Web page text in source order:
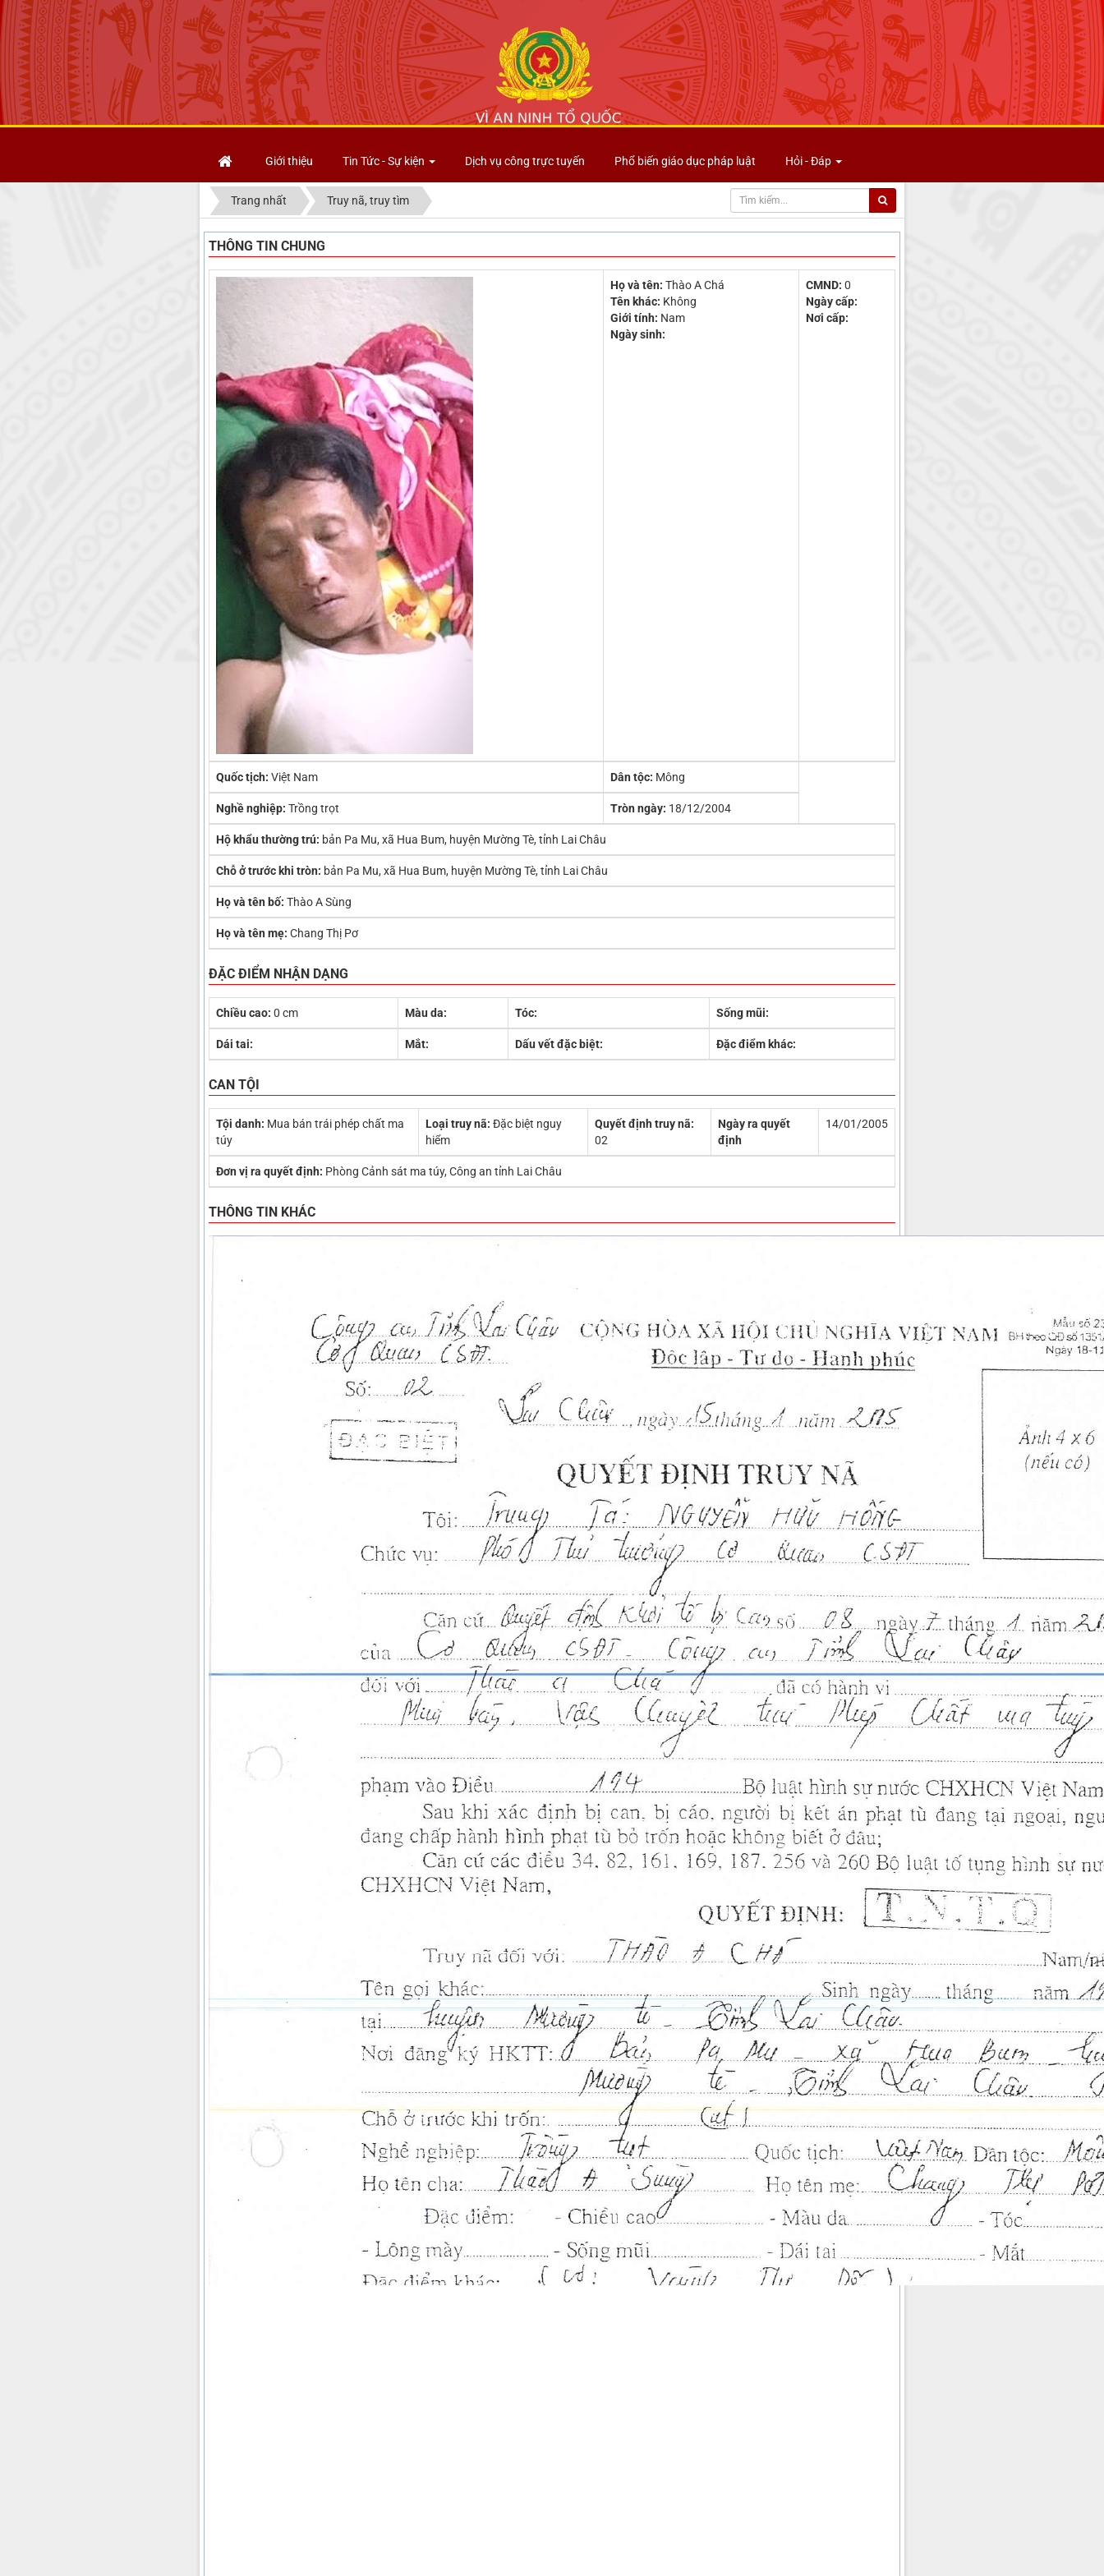
Giới thiệu Tin Tức - Sự kiện Dịch vụ công trực tuyến Phổ biến giáo dục pháp luật Hỏi - Đáp
Trang nhất Truy nã, truy tìm
THÔNG TIN CHUNG
Họ và tên: Thào A Chá
Tên khác: Không
Giới tính: Nam
Ngày sinh:
CMND: 0
Ngày cấp:
Nơi cấp:
Quốc tịch: Việt Nam Dân tộc: Mông
Nghề nghiệp: Trồng trọt Tròn ngày: 18/12/2004
Hộ khẩu thường trú: bản Pa Mu, xã Hua Bum, huyện Mường Tè, tỉnh Lai Châu
Chỗ ở trước khi tròn: bản Pa Mu, xã Hua Bum, huyện Mường Tè, tỉnh Lai Châu
Họ và tên bố: Thào A Sùng
Họ và tên mẹ: Chang Thị Pơ
ĐẶC ĐIỂM NHẬN DẠNG
Chiều cao: 0 cm Màu da: Tóc: Sống mũi:
Dái tai: Mắt: Dấu vết đặc biệt: Đặc điểm khác:
CAN TỘI
Tội danh: Mua bán trái phép chất ma
túy
Loại truy nã: Đặc biệt nguy
hiểm
Quyết định truy nã:
02
Ngày ra quyết
định
14/01/2005
Đơn vị ra quyết định: Phòng Cảnh sát ma túy, Công an tỉnh Lai Châu
THÔNG TIN KHÁC